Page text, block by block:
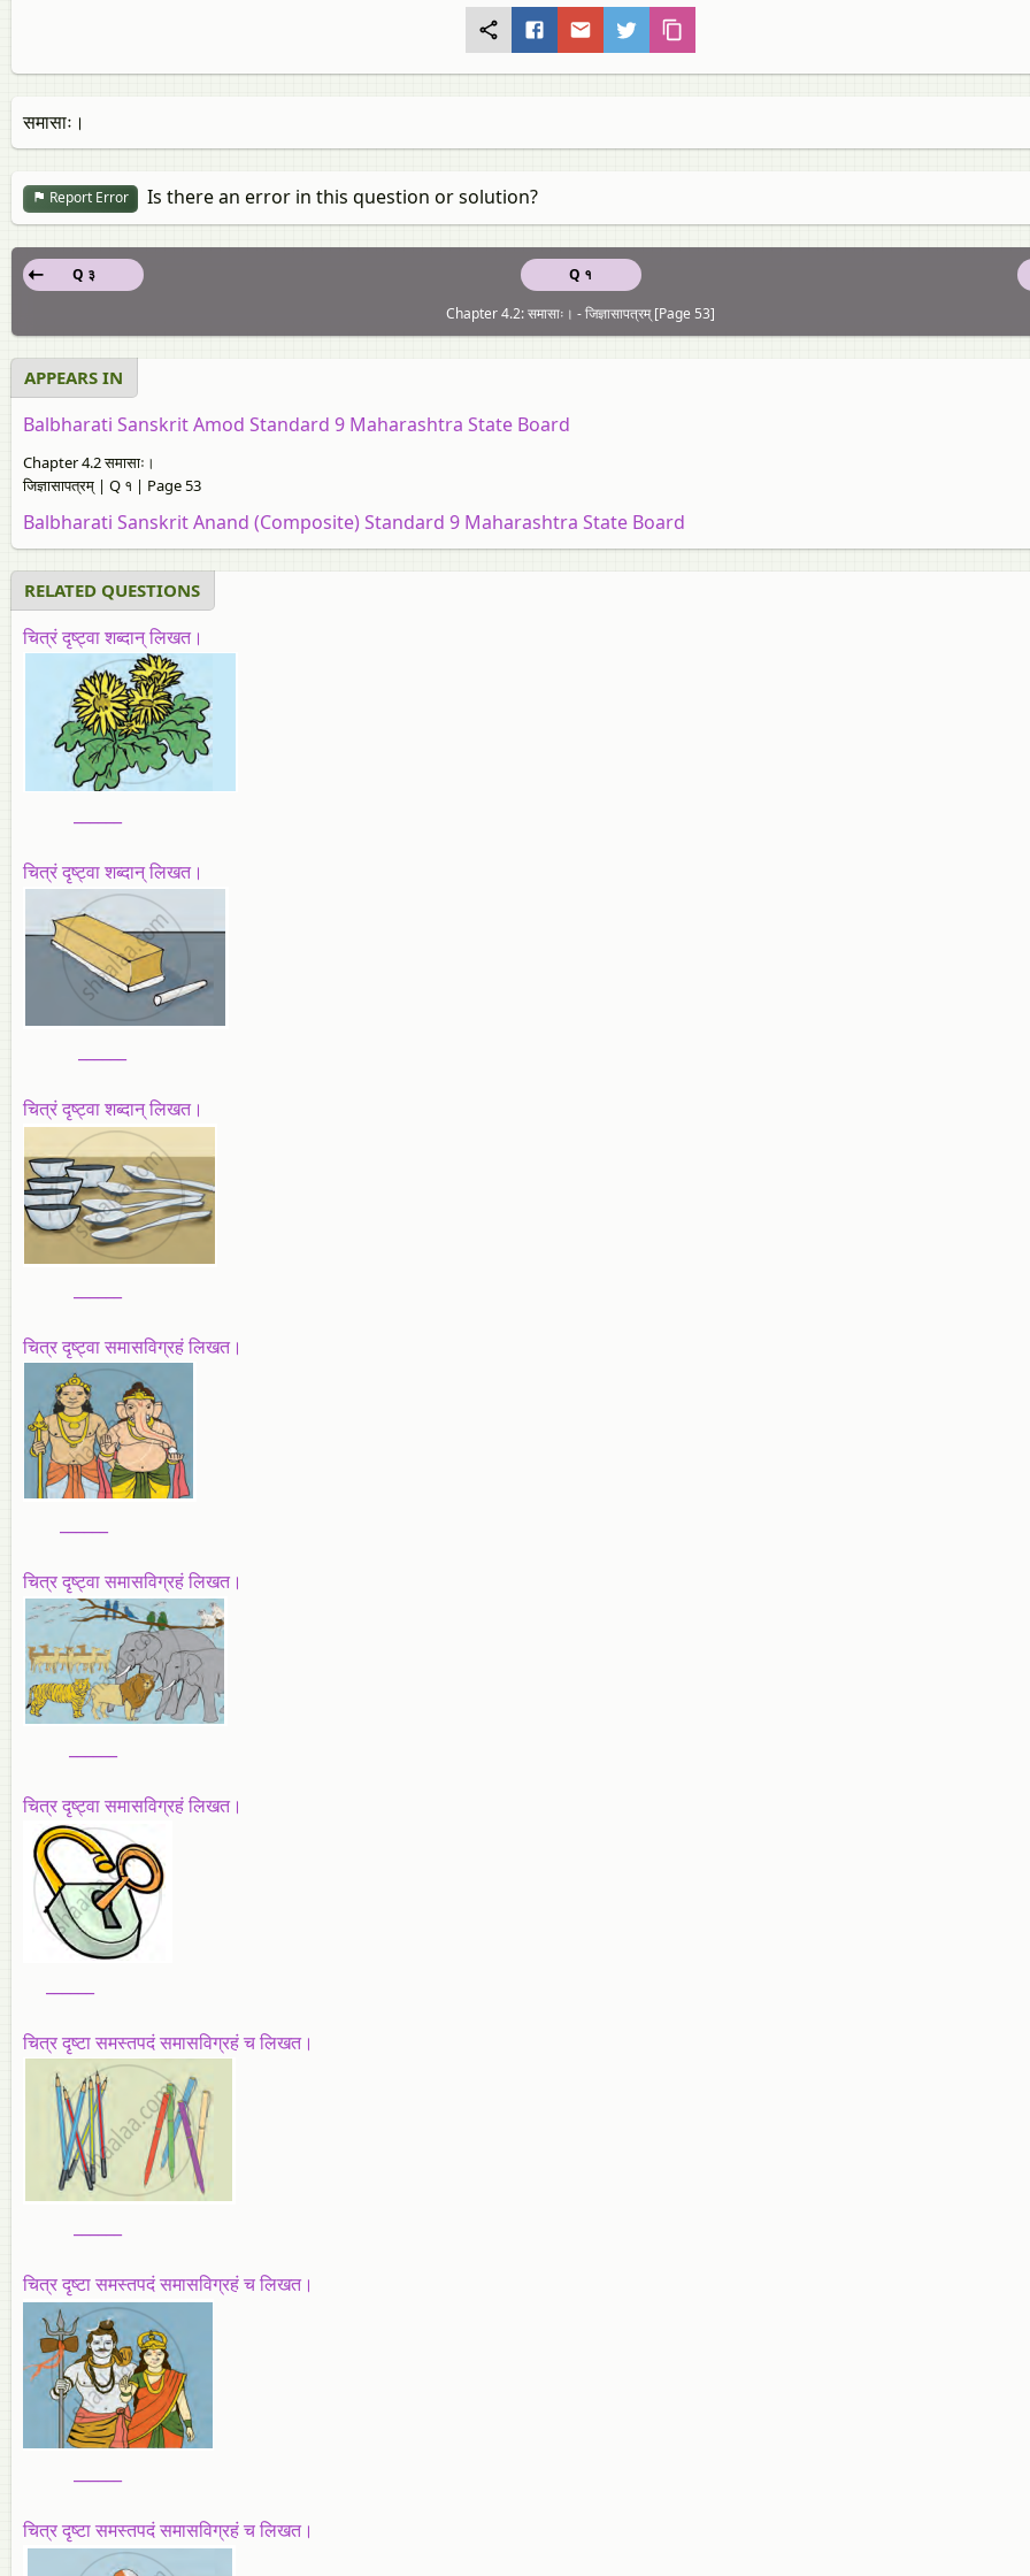
समासाः।
Report Error Is there an error in this question or solution?
Q १
Q ३
Chapter 4.2: समासाः। - जिज्ञासापत्रम्‌ [Page 53]
APPEARS IN
Balbharati Sanskrit Amod Standard 9 Maharashtra State Board
Chapter 4.2 समासाः।
जिज्ञासापत्रम्‌ | Q १ | Page 53
Balbharati Sanskrit Anand (Composite) Standard 9 Maharashtra State Board
RELATED QUESTIONS
चित्रं दृष्ट्वा शब्दान् लिखत।
चित्रं दृष्ट्वा शब्दान् लिखत।
चित्रं दृष्ट्वा शब्दान् लिखत।
चित्र दृष्ट्वा समासविग्रहं लिखत।
चित्र दृष्ट्वा समासविग्रहं लिखत।
चित्र दृष्ट्वा समासविग्रहं लिखत।
चित्र दृष्टा समस्तपदं समासविग्रहं च लिखत।
चित्र दृष्टा समस्तपदं समासविग्रहं च लिखत।
चित्र दृष्टा समस्तपदं समासविग्रहं च लिखत।